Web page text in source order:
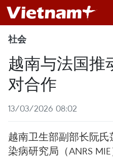
社会
越南与法国推
对合作
13/03/2026 08:02
越南卫生部副部长阮
染病研究局（ANRS